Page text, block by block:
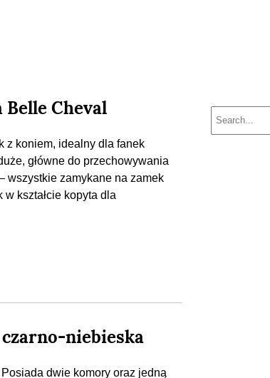
Belle Cheval
z koniem, idealny dla fanek
główne do przechowywania
wszystkie zamykane na zamek
w kształcie kopyta dla
niebieska
dwie komory oraz jedną